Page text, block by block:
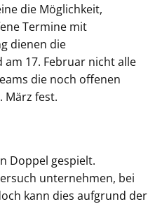
die Möglichkeit,
Termine mit
dienen die
am 17. Februar nicht alle
die noch offenen
März fest.
Doppel gespielt.
unternehmen, bei
kann dies aufgrund der